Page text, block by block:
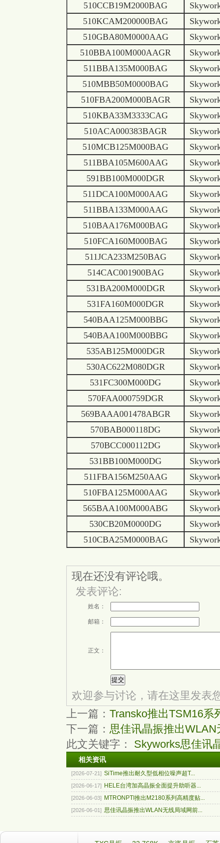
510CCB19M2000BAG
510KCAM200000BAG
510GBA80M0000AAG
510BBA100M000AAGR
511BBA135M000BAG
510MBB50M0000BAG
510FBA200M000BAGR
510KBA33M3333CAG
510ACA000383BAGR
510MCB125M000BAG
511BBA105M600AAG
591BB100M000DGR
511DCA100M000AAG
511BBA133M000AAG
510BAA176M000BAG
510FCA160M000BAG
511JCA233M250BAG
514CAC001900BAG
531BA200M000DGR
531FA160M000DGR
540BAA125M000BBG
540BAA100M000BBG
535AB125M000DGR
530AC622M080DGR
531FC300M000DG
570FAA000759DGR
569BAAA001478ABGR
570BAB000118DG
570BCC000112DG
531BB100M000DG
511FBA156M250AAG
510FBA125M000AAG
565BAA100M000ABG
530CB20M0000DG
510CBA25M0000BAG
现在还没有评论哦。
发表评论:
姓名：
邮箱：
正文：
欢迎参与讨论，请在这里发表
上一篇： Transko推出TSM16系
下一篇： 思佳讯晶振推出
此文关键字： Skyworks思佳讯
相关资讯
[2026-07-21] SiTime推出耐久型低相位噪声超T...
[2026-06-17] HELE台湾加高晶振全面提升助听器...
[2026-06-03] MTRONPTI推出M2180系列高精度贴...
[2026-06-01] 思佳讯晶振推出WLAN无线局域网前...